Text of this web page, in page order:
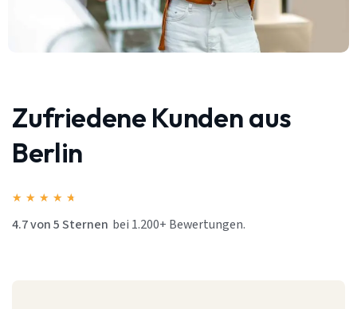
Zufriedene Kunden aus
Berlin
★ ★ ★ ★ ★
4.7 von 5 Sternen bei 1.200+ Bewertungen.